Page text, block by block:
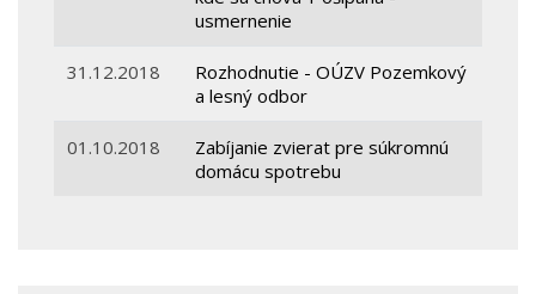
usmernenie
31.12.2018
Rozhodnutie - OÚZV Pozemkový
a lesný odbor
01.10.2018
Zabíjanie zvierat pre súkromnú
domácu spotrebu